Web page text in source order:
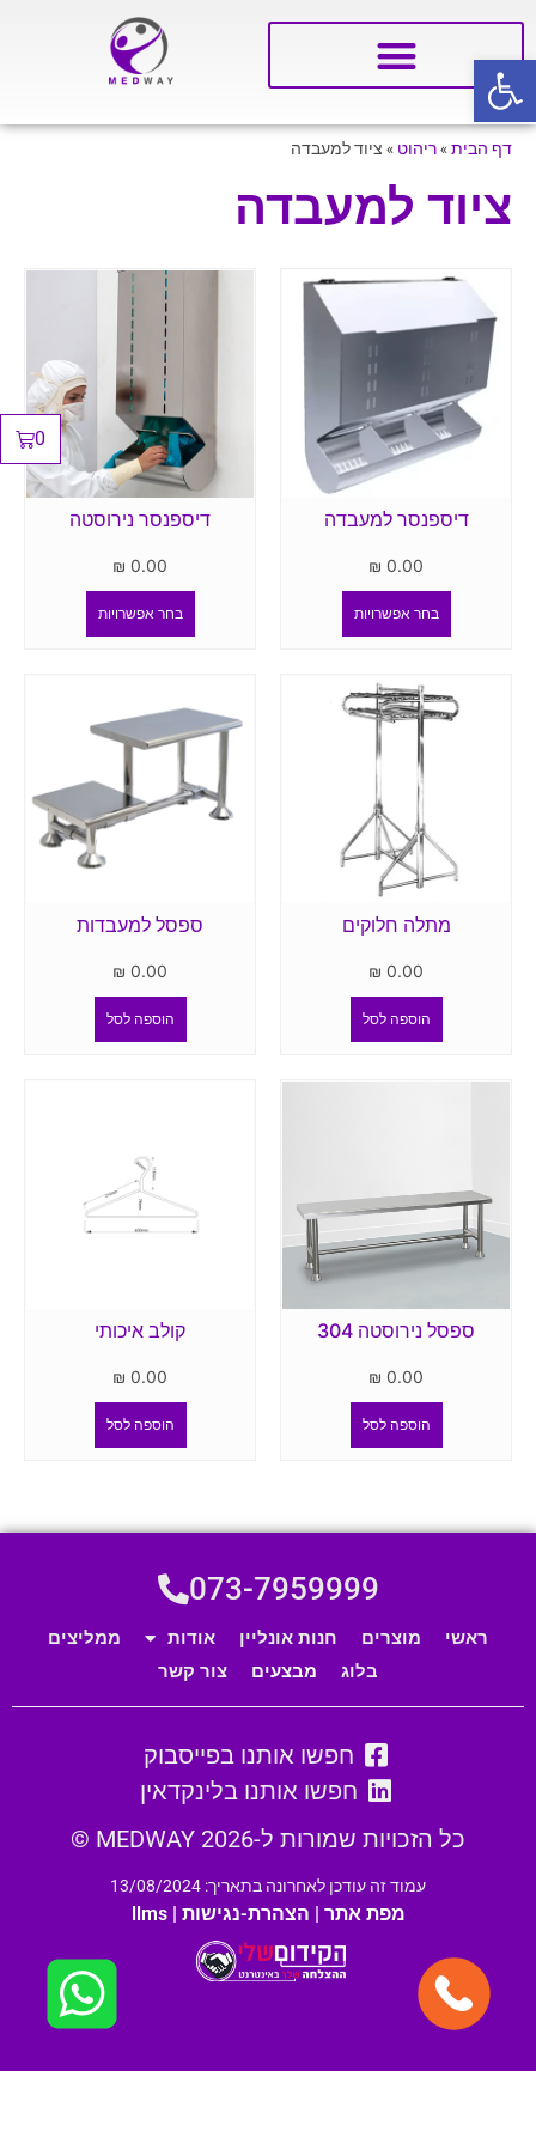
פתח סרגל נגישות
0
דף הבית»ריהוט » ציוד למעבדה
ציוד למעבדה
דיספנסר למעבדה
0.00
₪
בחר אפשרויות
דיספנסר נירוסטה
0.00
₪
בחר אפשרויות
מתלה חלוקים
0.00
₪
הוספה לסל
ספסל למעבדות
0.00
₪
הוספה לסל
ספסל נירוסטה 304
0.00
₪
הוספה לסל
קולב איכותי
0.00
₪
הוספה לסל
073-7959999
ראשי מוצרים חנות אונליין אודות
ממליצים
בלוג
מבצעים צור קשר
חפשו אותנו בפייסבוק
חפשו אותנו בלינקדאין
כל הזכויות שמורות ל-MEDWAY 2026 ©
עמוד זה עודכן לאחרונה בתאריך: 13/08/2024
מפת אתר הצהרת-נגישות |
llms